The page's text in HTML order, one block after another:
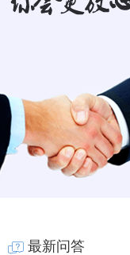
最新问答